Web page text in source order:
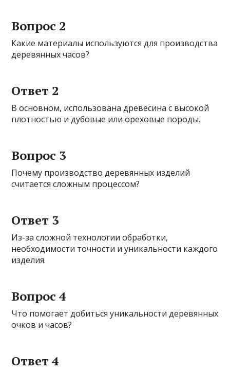
Вопрос 2
Какие материалы используются для производства
деревянных часов?
Ответ 2
В основном, использована древесина с высокой
плотностью и дубовые или ореховые породы.
Вопрос 3
Почему производство деревянных изделий
считается сложным процессом?
Ответ 3
Из-за сложной технологии обработки,
необходимости точности и уникальности каждого
изделия.
Вопрос 4
Что помогает добиться уникальности деревянных
очков и часов?
Ответ 4